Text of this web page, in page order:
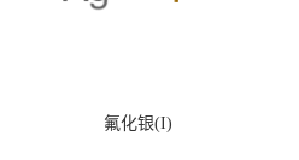
氟化银(I)